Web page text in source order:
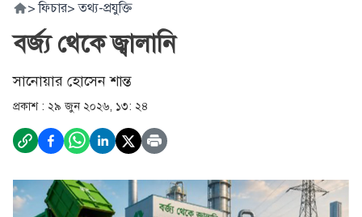
> ফিচার> তথ্য-প্রযুক্তি
বর্জ্য থেকে জ্বালানি
সানোয়ার হোসেন শান্ত
প্রকাশ : ২৯ জুন ২০২৬, ১৩: ২৪